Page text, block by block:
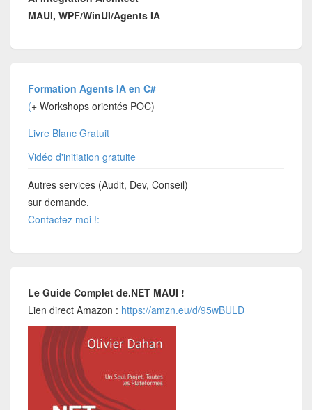
MAUI, WPF/WinUI/Agents IA
Formation Agents IA en C#
(+ Workshops orientés POC)
Livre Blanc Gratuit
Vidéo d'initiation gratuite
Autres services (Audit, Dev, Conseil)
sur demande.
Contactez moi !:
Le Guide Complet de.NET MAUI !
Lien direct Amazon : https://amzn.eu/d/95wBULD